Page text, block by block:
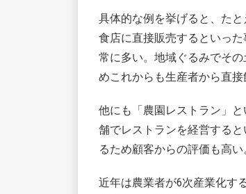
具体的な例を挙げると、た
食店に直接販売するといっ
常に多い。地域ぐるみでそ
めこれからも生産者から直
他にも「農園レストラン」
舗でレストランを経営する
るため顧客からの評価も高
近年は農業者が6次産業化す